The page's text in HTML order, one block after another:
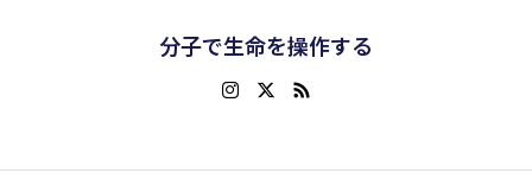
分子で生命を操作する